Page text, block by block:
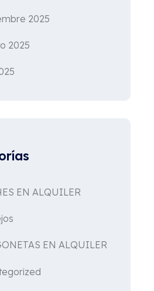
2025
2025
EN ALQUILER
EN ALQUILER